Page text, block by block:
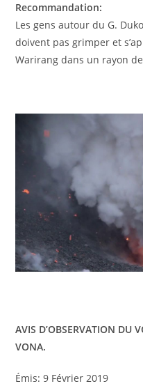
Recommandation:
Les gens autour du G.
doivent pas grimper et
Warirang dans un rayon
AVIS D’OBSERVATION DU
VONA.
Émis: 9 Février 2019